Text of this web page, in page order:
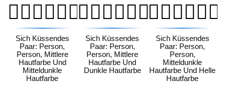
🧑🏽‍❤️‍💋‍🧑🏾
Sich Küssendes
Paar: Person,
Person, Mittlere
Hautfarbe Und
Mitteldunkle
Hautfarbe
🧑🏽‍❤️‍💋‍🧑🏿
Sich Küssendes
Paar: Person,
Person, Mittlere
Hautfarbe Und
Dunkle Hautfarbe
🧑🏾‍❤️‍💋‍🧑🏻
Sich Küssendes
Paar: Person,
Person,
Mitteldunkle
Hautfarbe Und Helle
Hautfarbe